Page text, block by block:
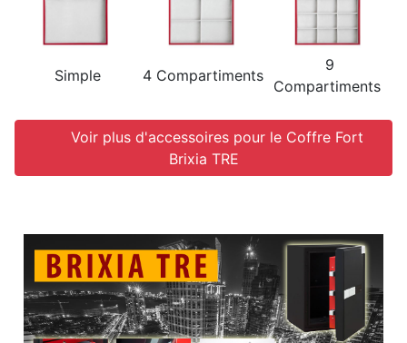
Simple 4 Compartiments
9
Compartiments
Voir plus d'accessoires pour le Coffre Fort
Brixia TRE